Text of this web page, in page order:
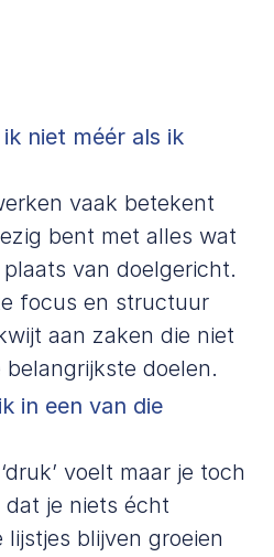
niet méér als ik
vaak betekent
bent met alles wat
van doelgericht.
focus en structuur
aan zaken die niet
belangrijkste doelen.
in een van die
voelt maar je toch
je niets écht
blijven groeien